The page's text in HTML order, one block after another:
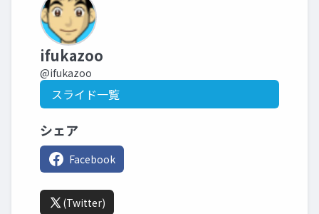
ifukazoo
@ifukazoo
スライド一覧
シェア
Facebook
(Twitter)